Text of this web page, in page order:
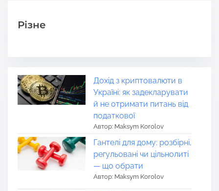
Різне
Дохід з криптовалюти в
Україні: як задекларувати
й не отримати питань від
податкової
Автор: Maksym Korolov
Гантелі для дому: розбірні,
регульовані чи цільнолиті
— що обрати
Автор: Maksym Korolov